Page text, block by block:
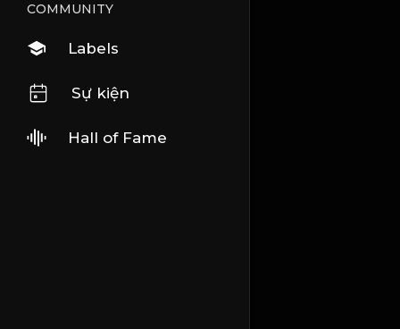
COMMUNITY
Labels
Sự kiện
Hall of Fame